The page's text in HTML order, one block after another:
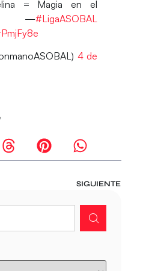
= Magia en el
#LigaASOBAL
4 de
SIGUIENTE